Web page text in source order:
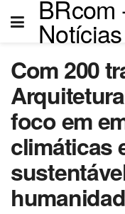
BRcom
Notícias
Com 200
foco em
climáticas